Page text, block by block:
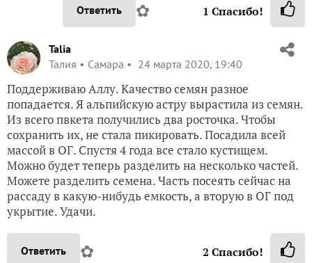
Ответить ✿ 1 Спасибо!
Talia
Талия
Самара 24 марта 2020, 19:40
Поддерживаю Аллу. Качество семян разное
попадается. Я альпийскую астру вырастила из семян.
Из всего пвкета получились два росточка. Чтобы
сохранить их, не стала пикировать. Посадила всей
массой в ОГ. Спустя 4 года все стало кустищем.
Можно будет теперь разделить на несколько частей.
Можете разделить семена. Часть посеять сейчас на
рассаду в какую-нибудь емкость, а вторую в ОГ под
укрытие. Удачи.
Ответить ✿ 2 Спасибо!